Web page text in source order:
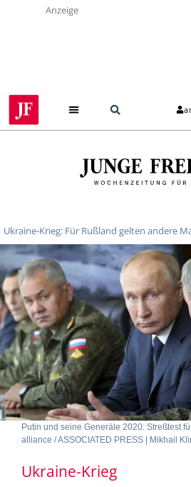
Anzeige
Ukraine-Krieg: Für Rußland gelten andere
Putin und seine Generäle 2020: Streßtest
alliance / ASSOCIATED PRESS | Mikhail
Ukraine-Krieg